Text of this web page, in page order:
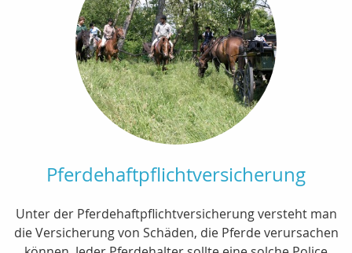
Pferdehaftpflichtversicherung
Unter der Pferdehaftpflichtversicherung versteht man
die Versicherung von Schäden, die Pferde verursachen